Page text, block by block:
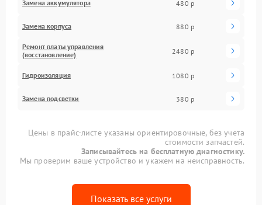
Замена аккумулятора 480 р
Замена корпуса 880 р
Ремонт платы управления
(восстановление)
2480 р
Гидроизоляция 1080 р
Замена подсветки 380 р
Цены в прайс-листе указаны ориентировочные, без учета
стоимости запчастей.
Записывайтесь на бесплатную диагностику.
Мы проверим ваше устройство и укажем на неисправность.
Показать все услуги